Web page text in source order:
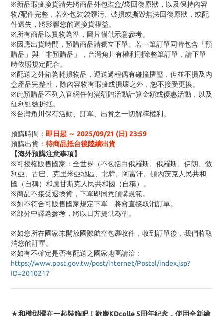
※新品瑕疵換貨請先將商品外包裝盒/袋回復原狀，以及保持內容
物/配件完整，若外包裝袋髒污、破損或撕毀無法回復原狀，或配
件遺失，將影響您的退換貨權益。
※所有商品以實物為準，圖片僅供示意參考。
※因應出貨時間，預購商品請獨立下單。若一筆訂單同時包含「預
購品」與「非預購品」，台灣角川有權利刪除整筆訂單，請下單
時依照規定配合。
※配送之外箱為耗損物品，運送過程偶有碰撞擠壓，但並不損及內
盒產品完整性，除內容物有瑕疵或損壞之外，恕不接受更換。
※此預購品不列入官網任何滿額贈活動計算金額或優惠活動，以及
紅利點數折抵。
※台灣角川保有活動、訂單、出貨之一切解釋權利。
預購時間： 即日起 ～ 2025/09/21 (日) 23:59
預購出貨： 待商品抵台後陸續出貨
【海外預購注意事項】
※可授權販售國家：全世界（不包括白俄羅斯、俄羅斯、伊朗、敘
利亞、古巴、克里米亞地區、北韓、阿富汗、頓內茨克人民共和
國（自稱）和盧甘斯克人民共和國（自稱）。
※商品不接受退換貨，下單即同意預購規範。
※如不符合可販售國家規定下單，將會直接取消訂單。
※部分中譯為參考，將以日方提供為準。
※如您所在國家未開放國際航空包裹收件，收到訂單後，我們將取
消您的訂單。
※如有不確定是否有配送之國家地區請洽：
https://www.post.gov.tw/post/internet/Postal/index.jsp?
ID=2010217
★和模型擺在一起裝飾吧！歡慶KDcolle 5周年紀念，使用全新繪